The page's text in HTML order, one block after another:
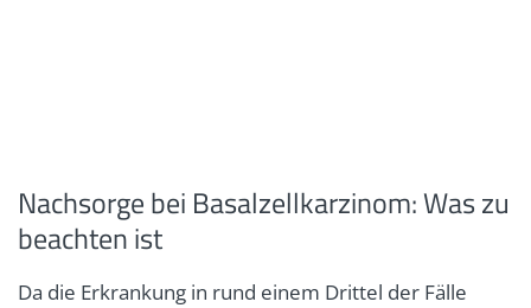
Nachsorge bei Basalzellkarzinom: Was zu
beachten ist
Da die Erkrankung in rund einem Drittel der Fälle